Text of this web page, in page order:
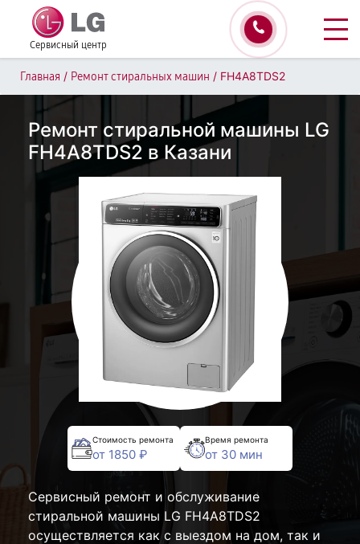
Сервисный центр
Главная / Ремонт стиральных машин / FH4A8TDS2
Ремонт стиральной машины LG
FH4A8TDS2 в Казани
Стоимость ремонта
от 1850 ₽
Время ремонта
от 30 мин
Сервисный ремонт и обслуживание
стиральной машины LG FH4A8TDS2
осуществляется как с выездом на дом, так и